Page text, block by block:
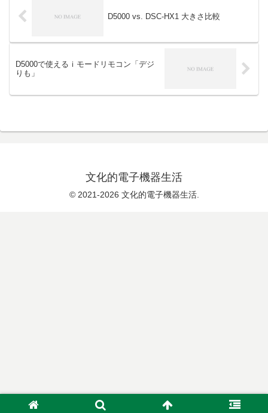
D5000 vs. DSC-HX1 大きさ比較
D5000で使えるｉモードリモコン「デジ
りも」
文化的電子機器生活
© 2021-2026 文化的電子機器生活.